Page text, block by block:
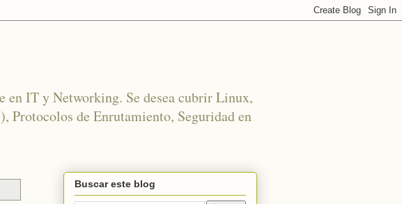
en IT y Networking. Se desea cubrir Linux,
Protocolos de Enrutamiento, Seguridad en
Buscar este blog